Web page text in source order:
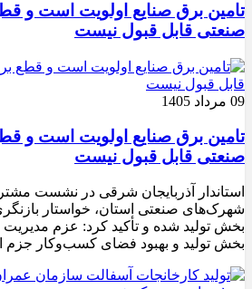
تامین برق صنایع اولویت است و
صنعتی قابل قبول نیست
09 مرداد 1405
تامین برق صنایع اولویت است و
صنعتی قابل قبول نیست
استاندار آذربایجان شرقی در نشست
شهرک‌های صنعتی استان، خواستار بازنگری
بخش تولید شده و تأکید کرد: عزم مدیریت
بخش تولید و بهبود فضای کسب‌وکار